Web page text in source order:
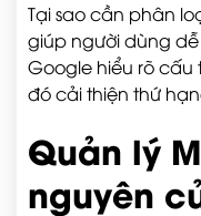
Tại sao cần phân
giúp người dùng
Google hiểu rõ
đó cải thiện thứ
Quản lý
nguyên